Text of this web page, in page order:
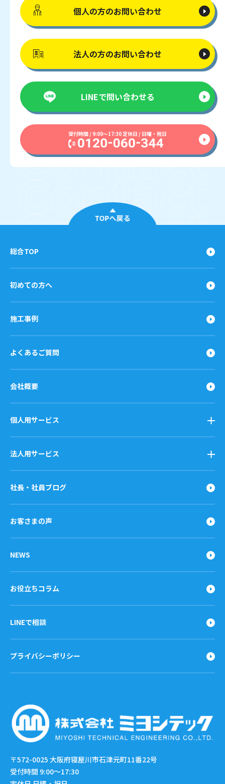
個人の方のお問い合わせ
法人の方のお問い合わせ
LINEで問い合わせる
受付時間 / 9:00〜17:30 定休日 / 日曜・祝日
TOPへ戻る
総合TOP
初めての方へ
施工事例
よくあるご質問
会社概要
個人用サービス
法人用サービス
社長・社員ブログ
お客さまの声
NEWS
お役立ちコラム
LINEで相談
プライバシーポリシー
〒572-0025 大阪府寝屋川市石津元町11番22号
受付時間 9:00〜17:30